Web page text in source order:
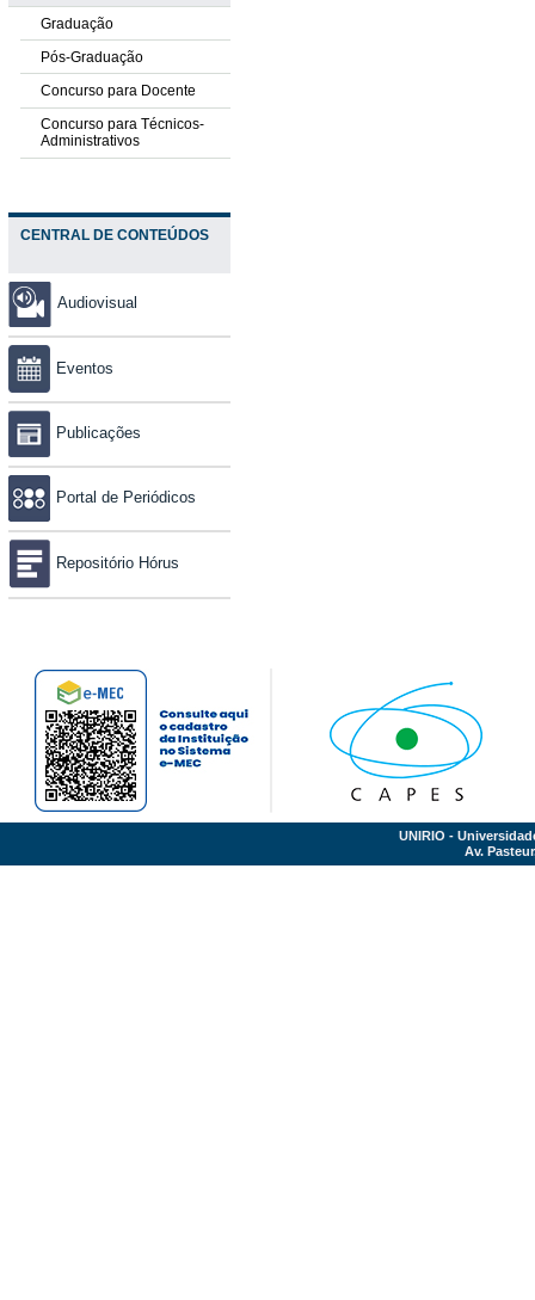
Graduação
Pós-Graduação
Concurso para Docente
Concurso para Técnicos-
Administrativos
CENTRAL DE CONTEÚDOS
Audiovisual
Eventos
Publicações
Portal de Periódicos
Repositório Hórus
UNIRIO -
Av.